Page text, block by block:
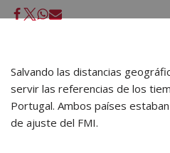
Salvando las distancias
servir las referencias de los
Portugal. Ambos países
de ajuste del FMI.